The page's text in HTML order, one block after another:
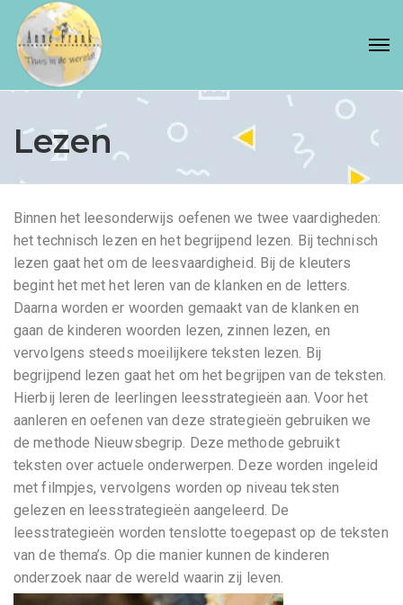
Lezen
Binnen het leesonderwijs oefenen we twee vaardigheden:
het technisch lezen en het begrijpend lezen. Bij technisch
lezen gaat het om de leesvaardigheid. Bij de kleuters
begint het met het leren van de klanken en de letters.
Daarna worden er woorden gemaakt van de klanken en
gaan de kinderen woorden lezen, zinnen lezen, en
vervolgens steeds moeilijkere teksten lezen. Bij
begrijpend lezen gaat het om het begrijpen van de teksten.
Hierbij leren de leerlingen leesstrategieën aan. Voor het
aanleren en oefenen van deze strategieën gebruiken we
de methode Nieuwsbegrip. Deze methode gebruikt
teksten over actuele onderwerpen. Deze worden ingeleid
met filmpjes, vervolgens worden op niveau teksten
gelezen en leesstrategieën aangeleerd. De
leesstrategieën worden tenslotte toegepast op de teksten
van de thema’s. Op die manier kunnen de kinderen
onderzoek naar de wereld waarin zij leven.